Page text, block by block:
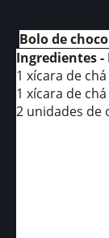
Bolo de
Ingredientes -
1 xícara de
1 xícara de
2 unidades de